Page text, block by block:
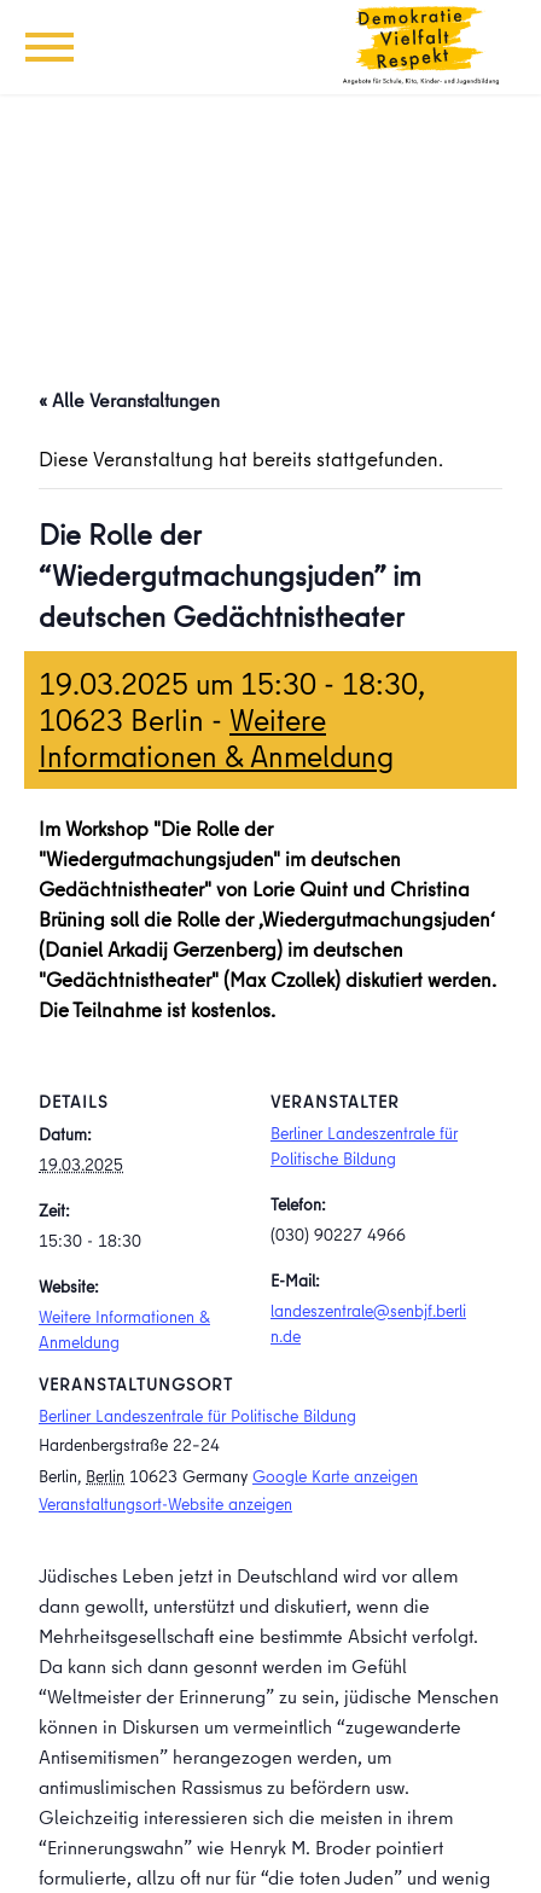
« Alle Veranstaltungen
Diese Veranstaltung hat bereits stattgefunden.
Die Rolle der
“Wiedergutmachungsjuden” im
deutschen Gedächtnistheater
19.03.2025 um 15:30 - 18:30,
10623 Berlin - Weitere
Informationen & Anmeldung
Im Workshop "Die Rolle der
"Wiedergutmachungsjuden" im deutschen
Gedächtnistheater" von Lorie Quint und Christina
Brüning soll die Rolle der ‚Wiedergutmachungsjuden‘
(Daniel Arkadij Gerzenberg) im deutschen
"Gedächtnistheater" (Max Czollek) diskutiert werden.
Die Teilnahme ist kostenlos.
DETAILS
Datum:
19.03.2025
Zeit:
15:30 - 18:30
Website:
Weitere Informationen &
Anmeldung
VERANSTALTUNGSORT
Berliner Landeszentrale für Politische Bildung
Hardenbergstraße 22–24
Berlin, Berlin 10623 Germany Google Karte anzeigen
Veranstaltungsort-Website anzeigen
VERANSTALTER
Berliner Landeszentrale für
Politische Bildung
Telefon:
(030) 90227 4966
E-Mail:
landeszentrale@senbjf.berli
n.de
Jüdisches Leben jetzt in Deutschland wird vor allem
dann gewollt, unterstützt und diskutiert, wenn die
Mehrheitsgesellschaft eine bestimmte Absicht verfolgt.
Da kann sich dann gesonnt werden im Gefühl
“Weltmeister der Erinnerung” zu sein, jüdische Menschen
können in Diskursen um vermeintlich “zugewanderte
Antisemitismen” herangezogen werden, um
antimuslimischen Rassismus zu befördern usw.
Gleichzeitig interessieren sich die meisten in ihrem
“Erinnerungswahn” wie Henryk M. Broder pointiert
formulierte, allzu oft nur für “die toten Juden” und wenig